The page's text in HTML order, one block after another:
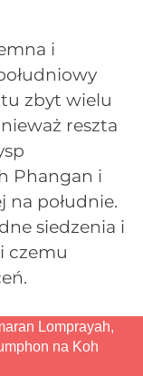
i
zbyt wielu
reszta
Phangan i
na południe.
siedzenia i
czemu
Lomprayah,
na Koh